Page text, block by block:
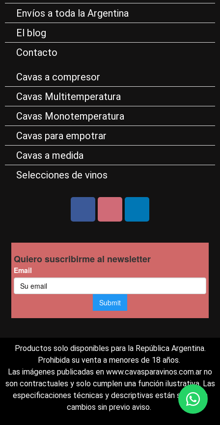
Envíos a toda la Argentina
El blog
Contacto
Cavas a compresor
Cavas Multitemperatura
Cavas Monotemperatura
Cavas para empotrar
Cavas a medida
Selecciones de vinos
Productos solo disponibles para la República Argentina.
Prohibida su venta a menores de 18 años.
Las imágenes publicadas en www.cavasparavinos.com.ar no
son contractuales y solo cumplen una función ilustrativa. Las
especificaciones técnicas y descriptivas están sujetas a
cambios sin previo aviso.